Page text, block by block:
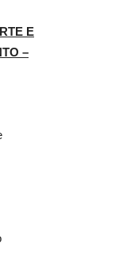
E
–